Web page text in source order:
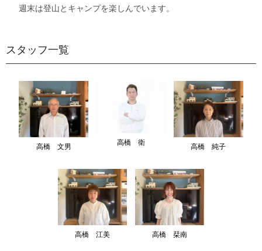
週末は登山とキャンプを楽しんでいます。
スタッフ一覧
高橋 文男
高橋 衛
高橋 純子
高橋 江美 高橋 栞南